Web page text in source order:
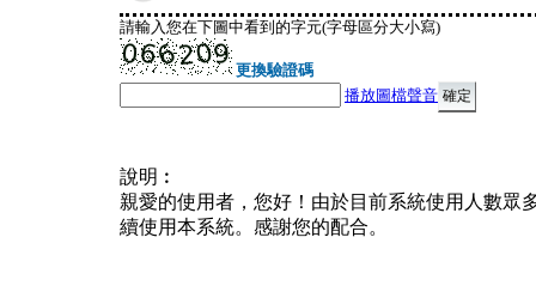
請輸入您在下圖中看到的字元(字母區分大小寫)
更換驗證碼
播放圖檔聲音
說明︰
親愛的使用者，您好！由於目前系統使用人數眾
續使用本系統。感謝您的配合。